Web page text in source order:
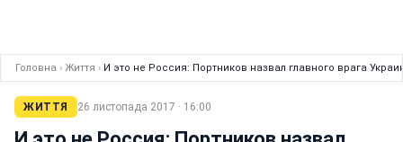
Головна › Життя › И это не Россия: Портников назвал главного врага
ЖИТТЯ 26 листопада 2017 · 16:00